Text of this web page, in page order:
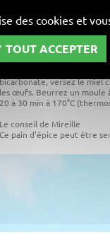
Préparation
Faîtes fondre le chocolat
bicarbonate, versez le miel
les œufs. Beurrez un moule
20 à 30 min à 170°C
Le conseil de Mireille
Ce pain d'épice peut être
des cookies et
TOUT ACCEPTER